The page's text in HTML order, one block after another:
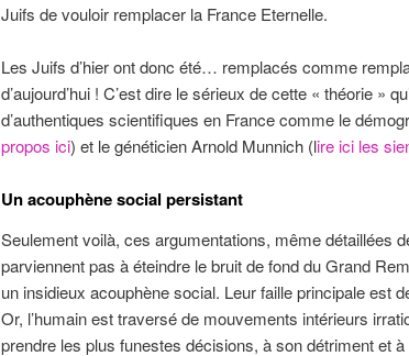
Juifs de vouloir remplacer la France Eternelle.
Les Juifs d’hier ont donc été… remplacés comme
d’aujourd’hui ! C’est dire le sérieux de cette « théorie »
d’authentiques scientifiques en France comme le
propos ici) et le généticien Arnold Munnich (lire ici les
Un acouphène social persistant
Seulement voilà, ces argumentations, même détaillées
parviennent pas à éteindre le bruit de fond du Grand
un insidieux acouphène social. Leur faille principale est
Or, l’humain est traversé de mouvements intérieurs
prendre les plus funestes décisions, à son détriment et à